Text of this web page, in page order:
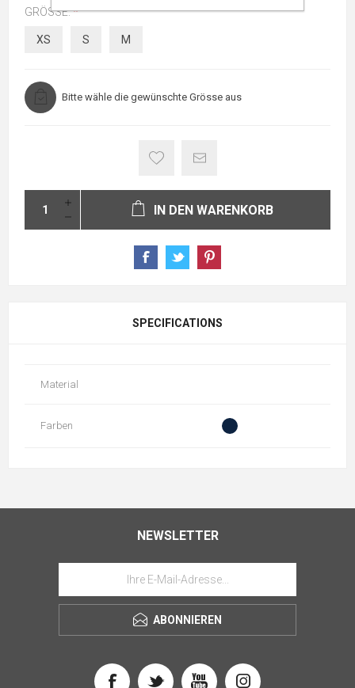
GRÖSSE:*
XS S M
Bitte wähle die gewünschte Grösse aus
IN DEN WARENKORB
SPECIFICATIONS
Material
Farben
NEWSLETTER
ABONNIEREN